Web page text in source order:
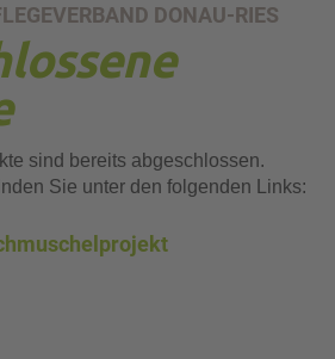
DONAU-RIES
sind bereits abgeschlossen.
Sie unter den folgenden Links: